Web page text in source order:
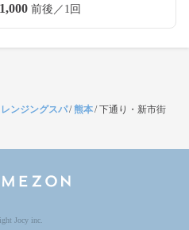
前後／1回
ンジングスパ/熊本/下通り・新市街
Jocy inc.